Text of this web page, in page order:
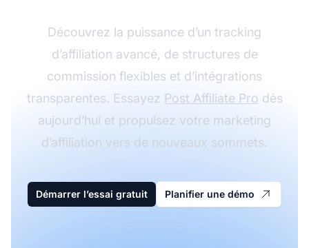
Découvrez la puissance d’un tracking
d’affiliation avancé, de structures de
commission flexibles et d’intégrations
transparentes. Essayez Post Affiliate Pro dès
aujourd’hui et propulsez votre marketing
d’affiliation vers de nouveaux sommets.
Démarrer l’essai gratuit Planifier une démo